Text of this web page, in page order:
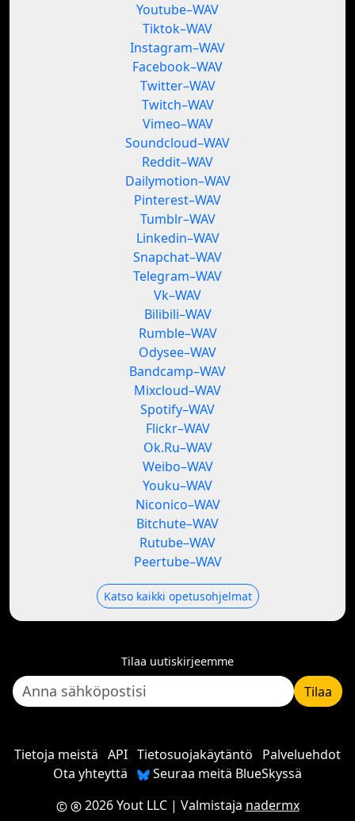
Youtube–WAV
Tiktok–WAV
Instagram–WAV
Facebook–WAV
Twitter–WAV
Twitch–WAV
Vimeo–WAV
Soundcloud–WAV
Reddit–WAV
Dailymotion–WAV
Pinterest–WAV
Tumblr–WAV
Linkedin–WAV
Snapchat–WAV
Telegram–WAV
Vk–WAV
Bilibili–WAV
Rumble–WAV
Odysee–WAV
Bandcamp–WAV
Mixcloud–WAV
Spotify–WAV
Flickr–WAV
Ok.Ru–WAV
Weibo–WAV
Youku–WAV
Niconico–WAV
Bitchute–WAV
Rutube–WAV
Peertube–WAV
Katso kaikki opetusohjelmat
Tilaa uutiskirjeemme
Tilaa
Tietoja meistä API Tietosuojakäytäntö
Palveluehdot
Ota yhteyttä
Seuraa meitä BlueSkyssä
2026 Yout LLC| Valmistaja nadermx